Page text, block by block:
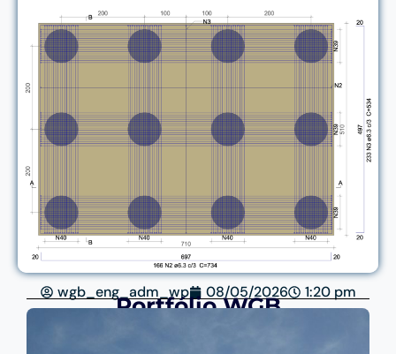
wgb_eng_adm_wp 08/05/2026 1:20 pm
Portfólio WGB